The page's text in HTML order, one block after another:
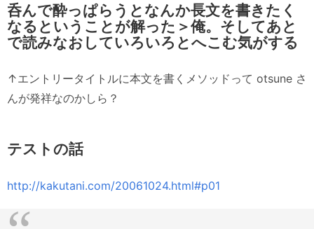
呑んで酔っぱらうとなんか長文を書きたく
なるということが解った＞俺。そしてあと
で読みなおしていろいろとへこむ気がする
↑エントリータイトルに本文を書くメソッドって otsune さ
んが発祥なのかしら？
テストの話
http://kakutani.com/20061024.html#p01